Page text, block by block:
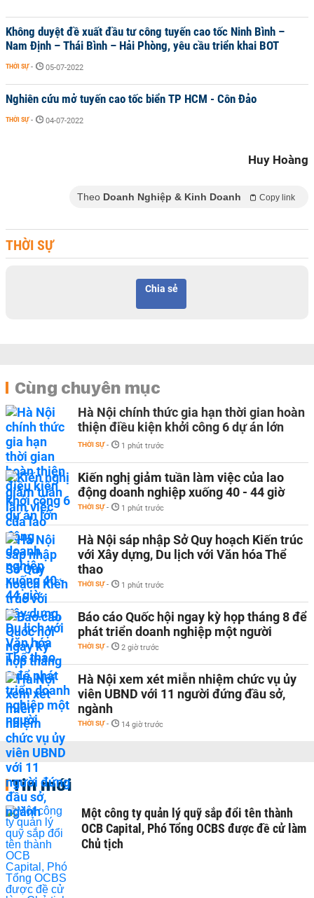
Không duyệt đề xuất đầu tư công tuyến cao tốc Ninh Bình –
Nam Định – Thái Bình – Hải Phòng, yêu cầu triển khai BOT
THỜI SỰ - 05-07-2022
Nghiên cứu mở tuyến cao tốc biển TP HCM - Côn Đảo
THỜI SỰ - 04-07-2022
Huy Hoàng
Theo Doanh Nghiệp & Kinh Doanh Copy link
THỜI SỰ
Chia sẻ
Cùng chuyên mục
Hà Nội chính thức gia hạn thời gian hoàn
thiện điều kiện khởi công 6 dự án lớn
THỜI SỰ - 1 phút trước
Kiến nghị giảm tuần làm việc của lao
động doanh nghiệp xuống 40 - 44 giờ
THỜI SỰ - 1 phút trước
Hà Nội sáp nhập Sở Quy hoạch Kiến trúc
với Xây dựng, Du lịch với Văn hóa Thể
thao
THỜI SỰ - 1 phút trước
Báo cáo Quốc hội ngay kỳ họp tháng 8 để
phát triển doanh nghiệp một người
THỜI SỰ - 2 giờ trước
Hà Nội xem xét miễn nhiệm chức vụ ủy
viên UBND với 11 người đứng đầu sở,
ngành
THỜI SỰ - 14 giờ trước
Tin mới
Một công ty quản lý quỹ sắp đổi tên thành
OCB Capital, Phó Tổng OCBS được đề cử làm
Chủ tịch